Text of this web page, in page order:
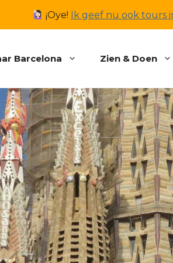
¡Oye! Ik geef nu ook tours
Barcelona Zien & Doen